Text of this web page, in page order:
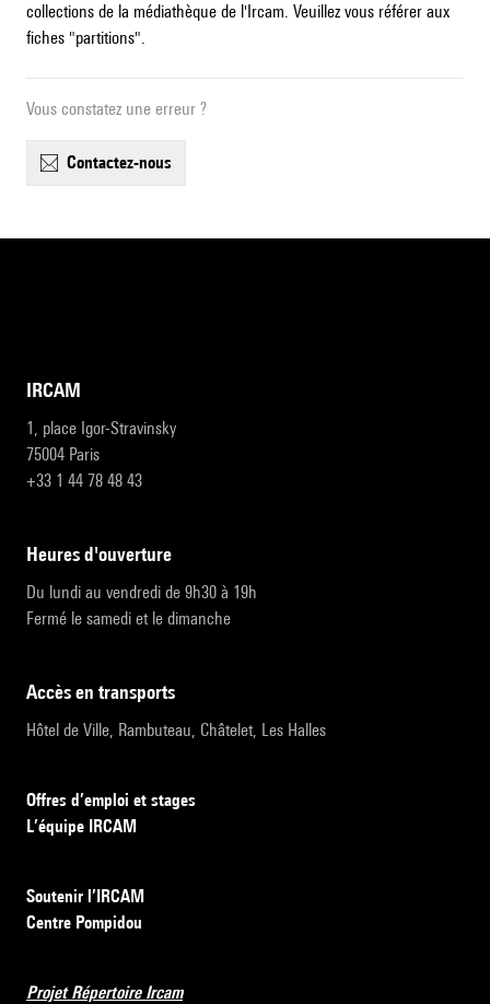
collections de la médiathèque de l'Ircam. Veuillez vous référer aux
fiches "partitions".
Vous constatez une erreur ?
contactez-nous
IRCAM
1, place Igor-Stravinsky
75004 Paris
+33 1 44 78 48 43
heures d'ouverture
Du lundi au vendredi de 9h30 à 19h
Fermé le samedi et le dimanche
accès en transports
Hôtel de Ville, Rambuteau, Châtelet, Les Halles
Offres d’emploi et stages
L’équipe IRCAM
Soutenir l’IRCAM
Centre Pompidou
Projet Répertoire Ircam